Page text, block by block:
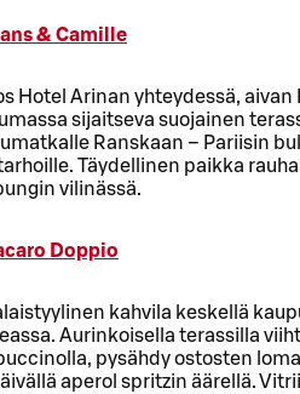
& Camille
Hotel Arinan yhteydessä,
sijaitseva suojainen
Ranskaan – Pariisin
Täydellinen paikka
vilinässä.
Doppio
kahvila keskellä
Aurinkoisella terassilla
pysähdy ostosten
aperol spritzin äärellä.